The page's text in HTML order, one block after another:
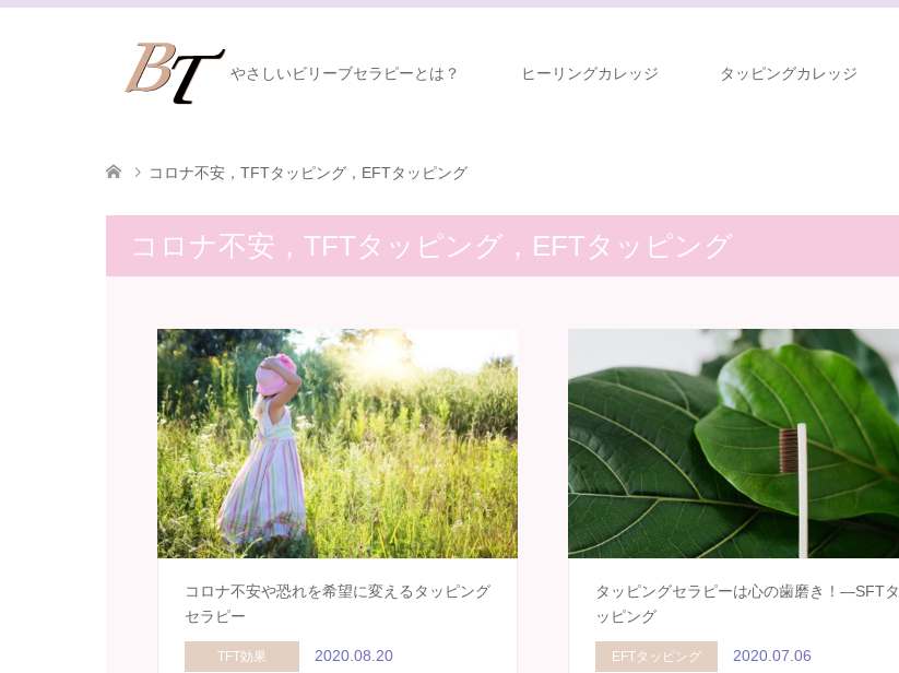
やさしいビリーブセラピーとは？ ヒーリングカレッジ タッピングカレッジ
コロナ不安，TFTタッピング，EFTタッピング
コロナ不安，TFTタッピング，EFTタッピング
コロナ不安や恐れを希望に変えるタッピング
セラピー
TFT効果 2020.08.20
タッピングセラピーは心の歯磨き！―SFTタ
ッピング
EFTタッピング 2020.07.06